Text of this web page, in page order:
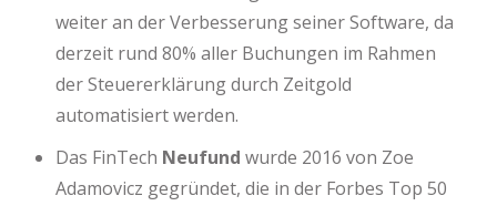
weiter an der Verbesserung seiner Software, da
derzeit rund 80% aller Buchungen im Rahmen
der Steuererklärung durch Zeitgold
automatisiert werden.
Das FinTech Neufund wurde 2016 von Zoe
Adamovicz gegründet, die in der Forbes Top 50